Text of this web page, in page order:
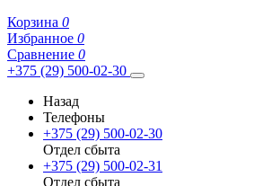
Корзина 0
Избранное 0
Сравнение 0
+375 (29) 500-02-30
Назад
Телефоны
+375 (29) 500-02-30
Отдел сбыта
+375 (29) 500-02-31
Отдел сбыта